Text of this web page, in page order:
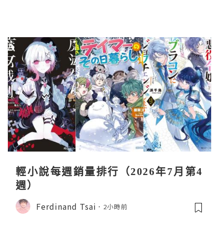
輕小說每週銷量排行（2026年7月第4
週）
Ferdinand Tsai 2小時前